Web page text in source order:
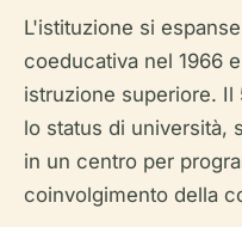
L'istituzione si
coeducativa nel 1966
istruzione superiore.
lo status di università,
in un centro per
coinvolgimento della